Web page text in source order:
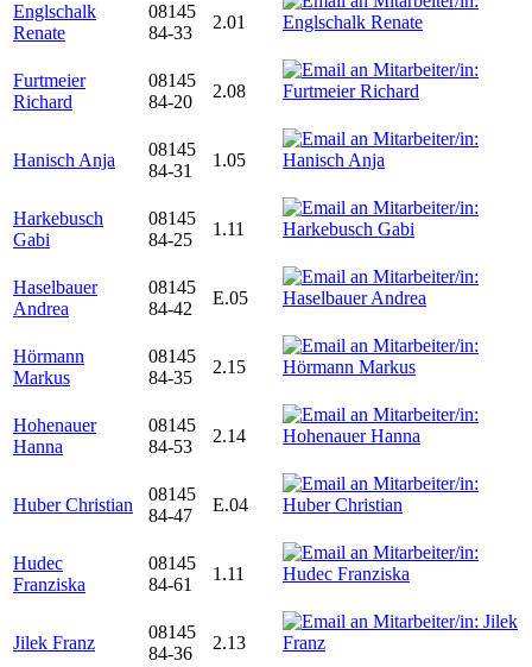
Englschalk
Renate
08145
84-33
2.01
Furtmeier
Richard
08145
84-20
2.08
Hanisch Anja
08145
84-31
1.05
Harkebusch
Gabi
08145
84-25
1.11
Haselbauer
Andrea
08145
84-42
E.05
Hörmann
Markus
08145
84-35
2.15
Hohenauer
Hanna
08145
84-53
2.14
Huber Christian
08145
84-47
E.04
Hudec
Franziska
08145
84-61
1.11
Jilek Franz
08145
84-36
2.13